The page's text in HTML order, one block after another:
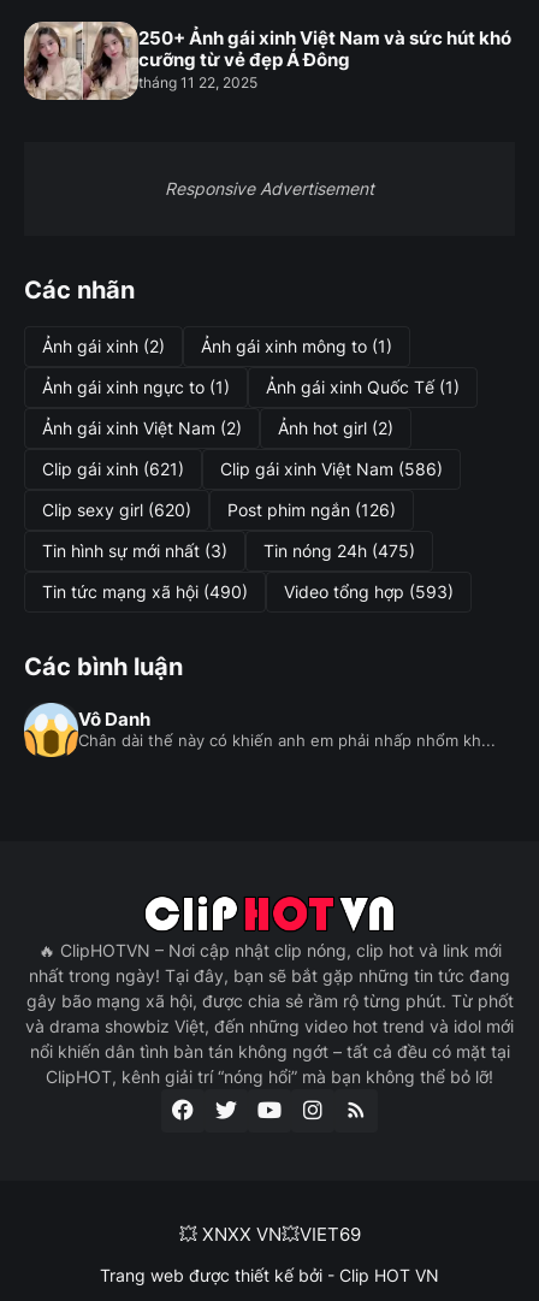
250+ Ảnh gái xinh Việt Nam và sức hút khó
cưỡng từ vẻ đẹp Á Đông
tháng 11 22, 2025
Responsive Advertisement
Các nhãn
Ảnh gái xinh (2) Ảnh gái xinh mông to (1)
Ảnh gái xinh ngực to (1) Ảnh gái xinh Quốc Tế (1)
Ảnh gái xinh Việt Nam (2) Ảnh hot girl (2)
Clip gái xinh (621) Clip gái xinh Việt Nam (586)
Clip sexy girl (620) Post phim ngắn (126)
Tin hình sự mới nhất (3) Tin nóng 24h (475)
Tin tức mạng xã hội (490) Video tổng hợp (593)
Các bình luận
Vô Danh
Chân dài thế này có khiến anh em phải nhấp nhổm kh...
🔥 ClipHOTVN – Nơi cập nhật clip nóng, clip hot và link mới
nhất trong ngày! Tại đây, bạn sẽ bắt gặp những tin tức đang
gây bão mạng xã hội, được chia sẻ rầm rộ từng phút. Từ phốt
và drama showbiz Việt, đến những video hot trend và idol mới
nổi khiến dân tình bàn tán không ngớt – tất cả đều có mặt tại
ClipHOT, kênh giải trí “nóng hổi” mà bạn không thể bỏ lỡ!
Trang web được thiết kế bởi - Clip HOT VN
💥 XNXX VN💥VIET69